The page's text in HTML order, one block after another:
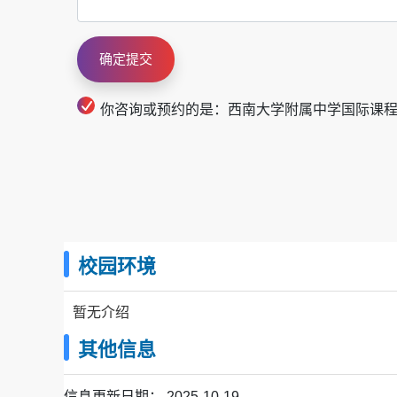
你咨询或预约的是：西南大学附属中学国际课
校园环境
暂无介绍
其他信息